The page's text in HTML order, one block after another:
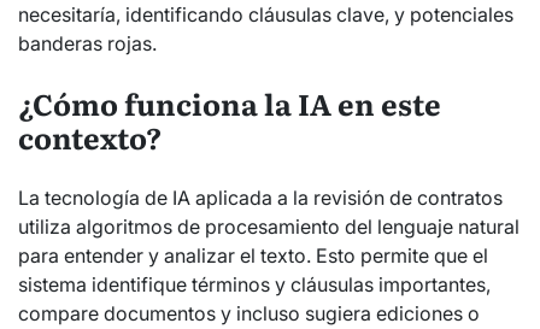
necesitaría, identificando cláusulas clave, y potenciales
banderas rojas.
¿Cómo funciona la IA en este
contexto?
La tecnología de IA aplicada a la revisión de contratos
utiliza algoritmos de procesamiento del lenguaje natural
para entender y analizar el texto. Esto permite que el
sistema identifique términos y cláusulas importantes,
compare documentos y incluso sugiera ediciones o